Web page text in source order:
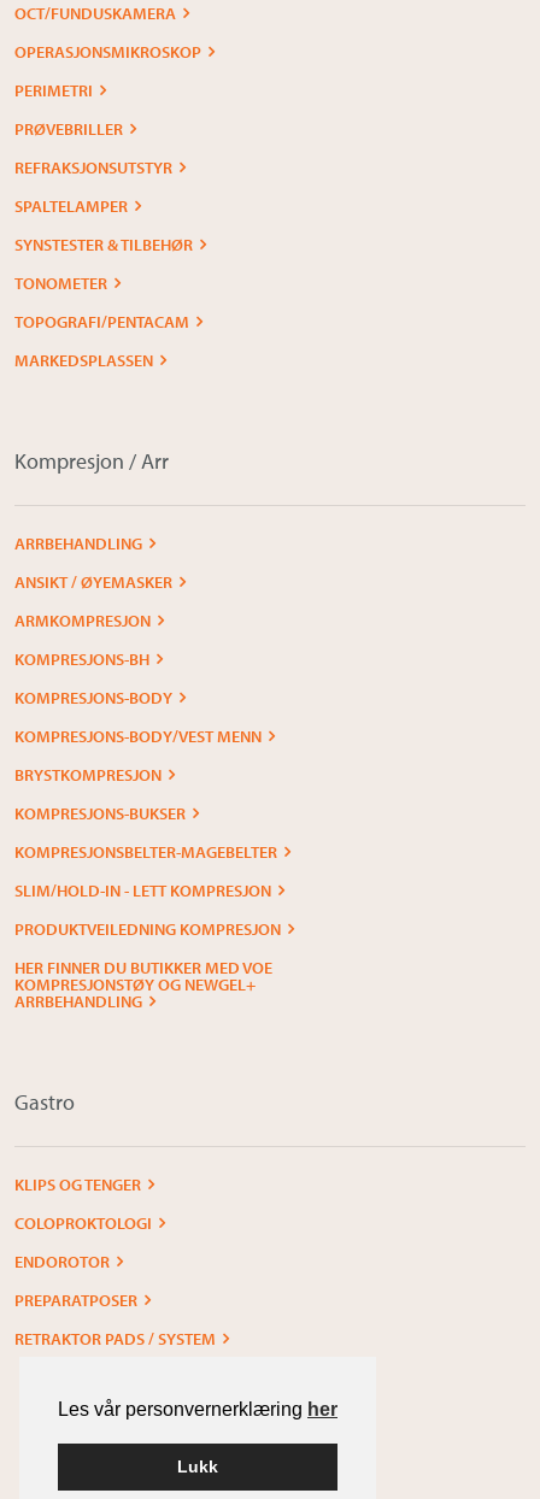
Les vår personvernerklæring her
Lukk
OCT/FUNDUSKAMERA
OPERASJONSMIKROSKOP
PERIMETRI
PRØVEBRILLER
REFRAKSJONSUTSTYR
SPALTELAMPER
SYNSTESTER & TILBEHØR
TONOMETER
TOPOGRAFI/PENTACAM
MARKEDSPLASSEN
Kompresjon / Arr
ARRBEHANDLING
ANSIKT / ØYEMASKER
ARMKOMPRESJON
KOMPRESJONS-BH
KOMPRESJONS-BODY
KOMPRESJONS-BODY/VEST MENN
BRYSTKOMPRESJON
KOMPRESJONS-BUKSER
KOMPRESJONSBELTER-MAGEBELTER
SLIM/HOLD-IN - LETT KOMPRESJON
PRODUKTVEILEDNING KOMPRESJON
HER FINNER DU BUTIKKER MED VOE
KOMPRESJONSTØY OG NEWGEL+
ARRBEHANDLING
Gastro
KLIPS OG TENGER
COLOPROKTOLOGI
ENDOROTOR
PREPARATPOSER
RETRAKTOR PADS / SYSTEM